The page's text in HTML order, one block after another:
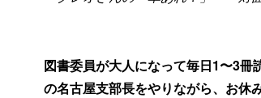
図書委員が大人になって毎日1〜3
の名古屋支部長をやりながら、お休